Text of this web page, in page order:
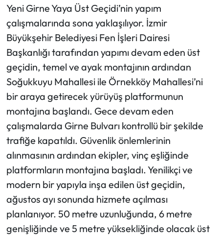
Yeni Girne Yaya Üst Geçidi’nin yapım
çalışmalarında sona yaklaşılıyor. İzmir
Büyükşehir Belediyesi Fen İşleri Dairesi
Başkanlığı tarafından yapımı devam eden üst
geçidin, temel ve ayak montajının ardından
Soğukkuyu Mahallesi ile Örnekköy Mahallesi’ni
bir araya getirecek yürüyüş platformunun
montajına başlandı. Gece devam eden
çalışmalarda Girne Bulvarı kontrollü bir şekilde
trafiğe kapatıldı. Güvenlik önlemlerinin
alınmasının ardından ekipler, vinç eşliğinde
platformların montajına başladı. Yenilikçi ve
modern bir yapıyla inşa edilen üst geçidin,
ağustos ayı sonunda hizmete açılması
planlanıyor. 50 metre uzunluğunda, 6 metre
genişliğinde ve 5 metre yüksekliğinde olacak üst